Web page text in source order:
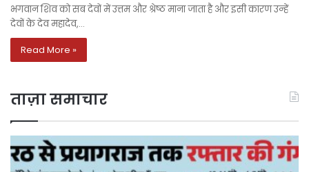
भगवान शिव को सब देवों में उत्तम और श्रेष्ठ माना जाता है और इसी कारण उन्हें
देवों के देव महादेव,…
Read More »
ताज़ा समाचार